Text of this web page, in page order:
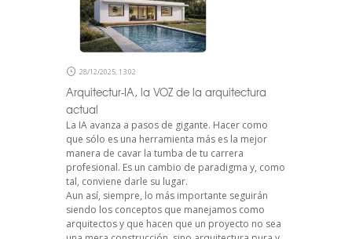
28/12/2025, 13:02
Arquitectur-IA, la VOZ de la arquitectura
actual
La IA avanza a pasos de gigante. Hacer como
que sólo es una herramienta más es la mejor
manera de cavar la tumba de tu carrera
profesional. Es un cambio de paradigma y, como
tal, conviene darle su lugar.
Aun así, siempre, lo más importante seguirán
siendo los conceptos que manejamos como
arquitectos y que hacen que un proyecto no sea